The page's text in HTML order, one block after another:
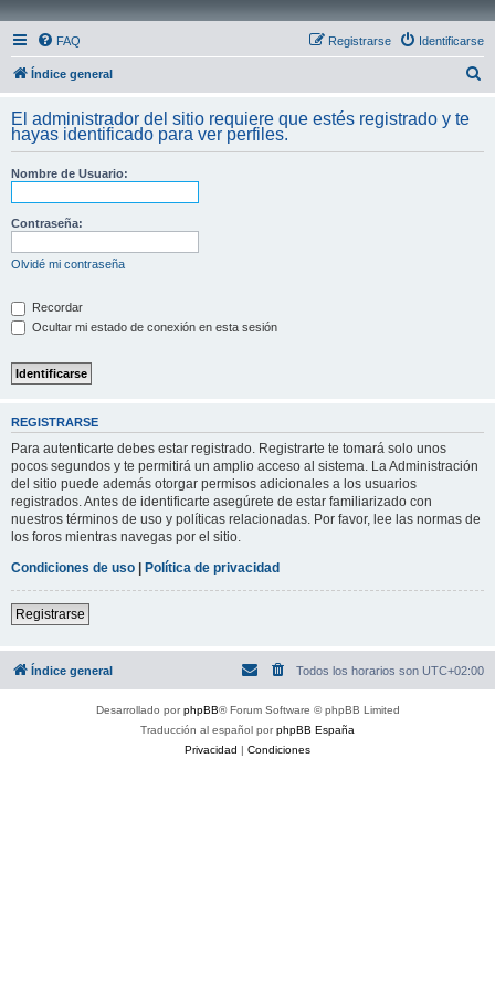
FAQ Identificarse
Registrarse
Índice general
c
El administrador del sitio requiere que estés registrado y te
hayas identificado para ver perfiles.
Nombre de Usuario:
Contraseña:
Olvidé mi contraseña
Recordar
Ocultar mi estado de conexión en esta sesión
REGISTRARSE
Para autenticarte debes estar registrado. Registrarte te tomará solo unos
pocos segundos y te permitirá un amplio acceso al sistema. La Administración
del sitio puede además otorgar permisos adicionales a los usuarios
registrados. Antes de identificarte asegúrete de estar familiarizado con
nuestros términos de uso y políticas relacionadas. Por favor, lee las normas de
los foros mientras navegas por el sitio.
Condiciones de uso | Política de privacidad
Registrarse
Índice general Todos los horarios son UTC+02:00
Desarrollado porphpBB® Forum Software © phpBB Limited
Traducción al español porphpBB España
Privacidad | Condiciones